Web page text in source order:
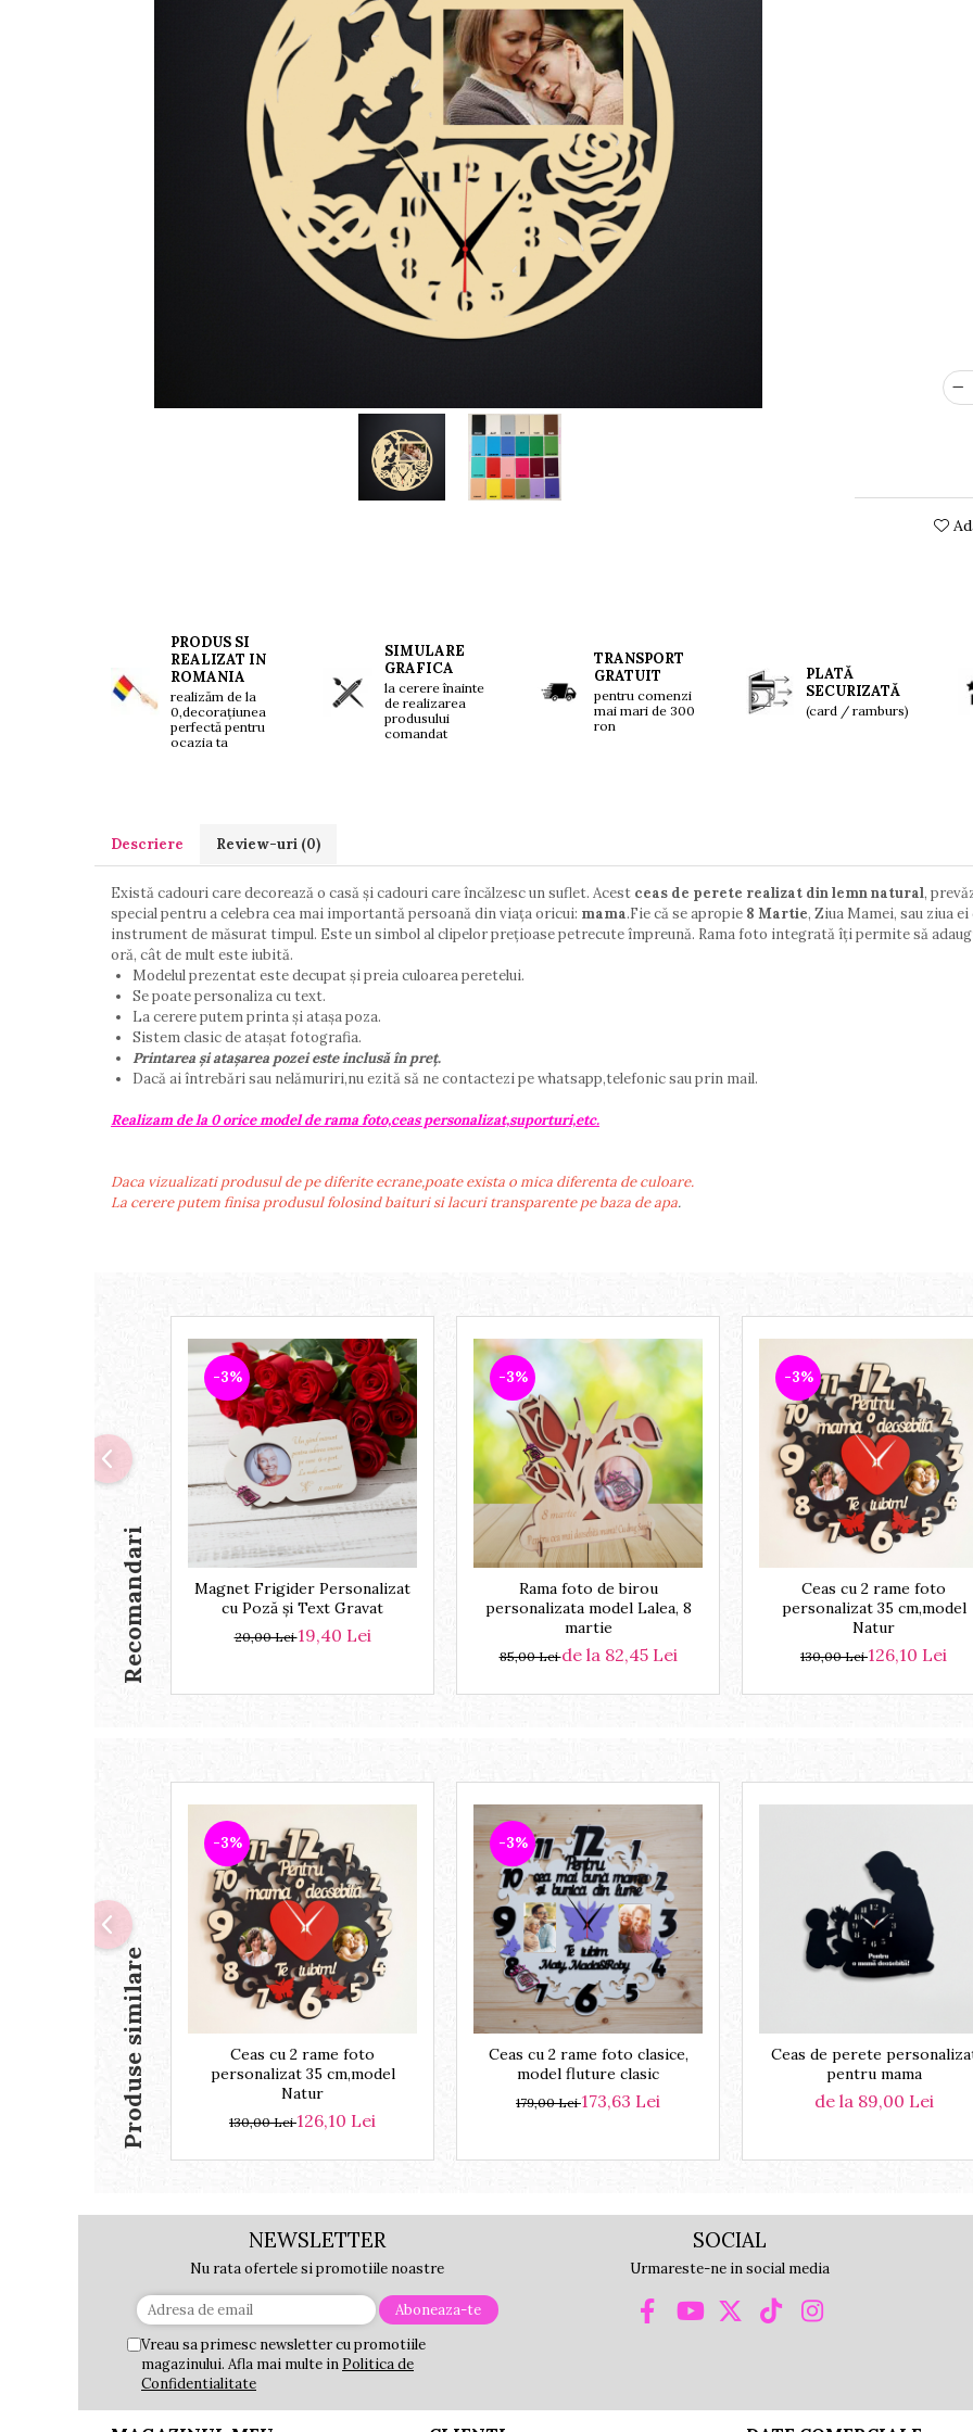
PRODUS SI
REALIZAT IN
ROMANIA
realizăm de la
0,decorațiunea
perfectă pentru
ocazia ta
SIMULARE
GRAFICA
la cerere înainte
de realizarea
produsului
comandat
TRANSPORT
GRATUIT
pentru comenzi
mai mari de 300
ron
PLATĂ
SECURIZATĂ
(card / ramburs)
Descriere Review-uri (0)
Există cadouri care decorează o casă și cadouri care încălzesc un suflet. Acest ceas de perete realizat din lemn natural,
special pentru a celebra cea mai importantă persoană din viața oricui: mama.Fie că se apropie 8 Martie, Ziua Mamei, sau ziua
instrument de măsurat timpul. Este un simbol al clipelor prețioase petrecute împreună. Rama foto integrată îți permite să
oră, cât de mult este iubită.
Modelul prezentat este decupat și preia culoarea peretelui.
Se poate personaliza cu text.
La cerere putem printa și atașa poza.
Sistem clasic de atașat fotografia.
Printarea și atașarea pozei este inclusă în preț.
Dacă ai întrebări sau nelămuriri,nu ezită să ne contactezi pe whatsapp,telefonic sau prin mail.
Realizam de la 0 orice model de rama foto,ceas personalizat,suporturi,etc.
Daca vizualizati produsul de pe diferite ecrane,poate exista o mica diferenta de culoare.
La cerere putem finisa produsul folosind baituri si lacuri transparente pe baza de apa.
Recomandari
-3%
Magnet Frigider Personalizat
cu Poză și Text Gravat
20,00 Lei19,40 Lei
-3%
Rama foto de birou
personalizata model Lalea, 8
martie
85,00 Leide la 82,45 Lei
-3%
Ceas cu 2 rame foto
personalizat 35 cm,model
Natur
130,00 Lei126,10 Lei
Produse similare
-3%
Ceas cu 2 rame foto
personalizat 35 cm,model
Natur
130,00 Lei126,10 Lei
-3%
Ceas cu 2 rame foto clasice,
model fluture clasic
179,00 Lei173,63 Lei
Ceas de perete
pentru mama
de la 89,00 Lei
NEWSLETTER
Nu rata ofertele si promotiile noastre
Vreau sa primesc newsletter cu promotiile
magazinului. Afla mai multe in Politica de
Confidentialitate
SOCIAL
Urmareste-ne in social media